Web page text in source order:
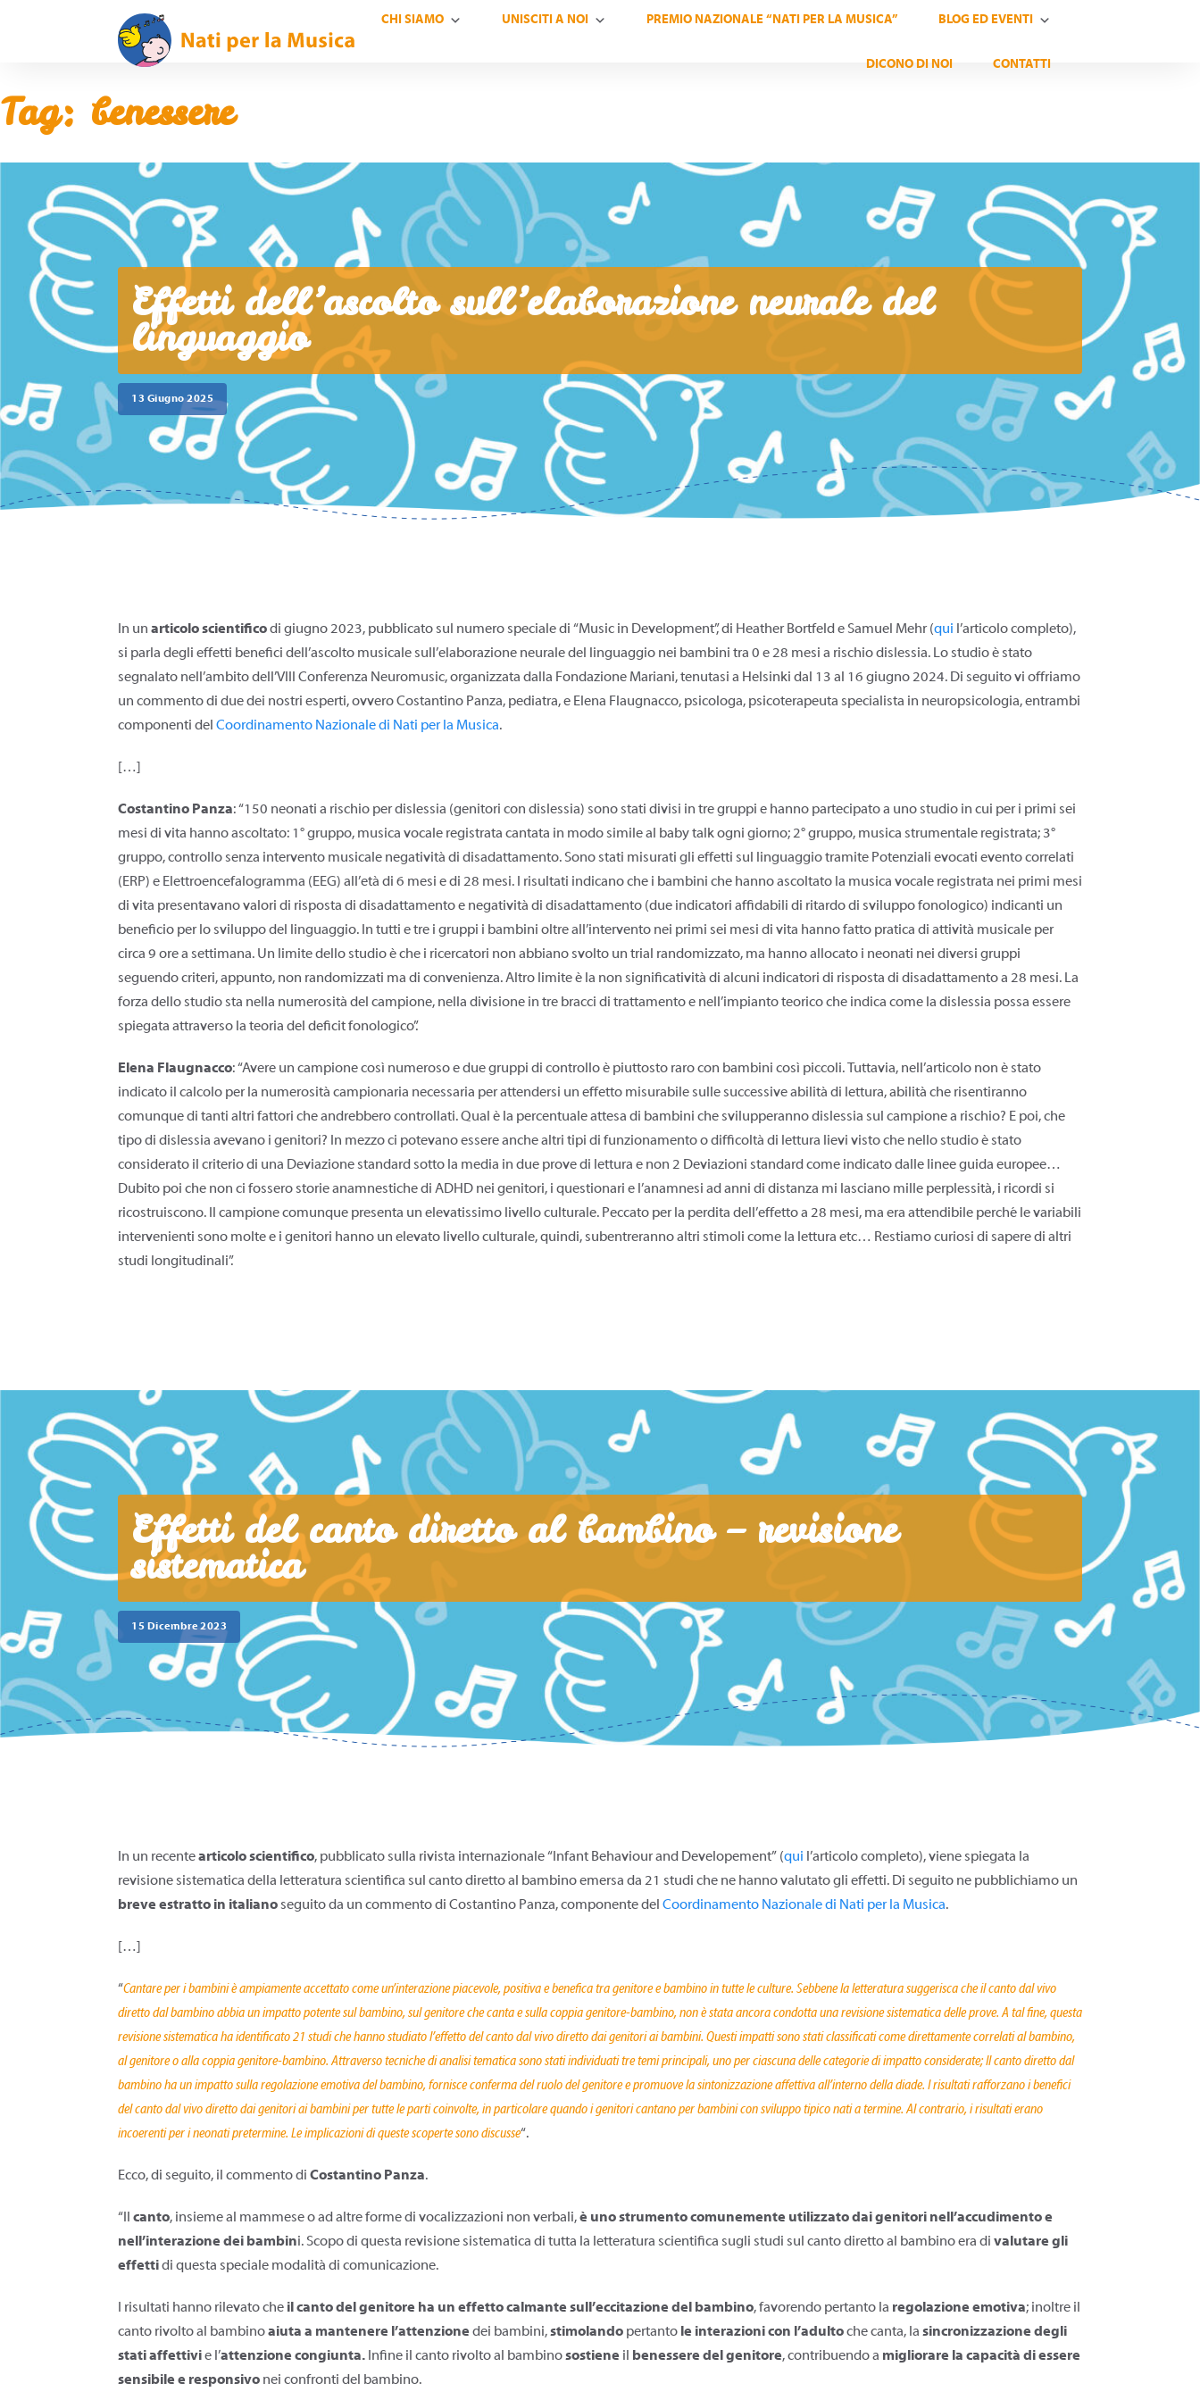
CHI SIAMO UNISCITI A NOI PREMIO NAZIONALE “NATI PER LA MUSICA” BLOG ED EVENTI
DICONO DI NOI CONTATTI
Tag: benessere
Effetti dell’ascolto sull’elaborazione neurale del
linguaggio
13 Giugno 2025
In un articolo scientificodi giugno 2023, pubblicato sul numero speciale di “Music in Development”, di Heather Bortfeld e Samuel Mehr (qui l’articolo completo),
si parla degli effetti benefici dell’ascolto musicale sull’elaborazione neurale del linguaggio nei bambini tra 0 e 28 mesi a rischio dislessia. Lo studio è stato
segnalato nell’ambito dell’VIII Conferenza Neuromusic, organizzata dalla Fondazione Mariani, tenutasi a Helsinki dal 13 al 16 giugno 2024. Di seguito vi offriamo
un commento di due dei nostri esperti, ovvero Costantino Panza, pediatra, e Elena Flaugnacco, psicologa, psicoterapeuta specialista in neuropsicologia, entrambi
componenti del Coordinamento Nazionale di Nati per la Musica.
[…]
Costantino Panza: “150 neonati a rischio per dislessia (genitori con dislessia) sono stati divisi in tre gruppi e hanno partecipato a uno studio in cui per i primi sei
mesi di vita hanno ascoltato: 1° gruppo, musica vocale registrata cantata in modo simile al baby talk ogni giorno; 2° gruppo, musica strumentale registrata; 3°
gruppo, controllo senza intervento musicale negatività di disadattamento. Sono stati misurati gli effetti sul linguaggio tramite Potenziali evocati evento correlati
(ERP) e Elettroencefalogramma (EEG) all’età di 6 mesi e di 28 mesi. I risultati indicano che i bambini che hanno ascoltato la musica vocale registrata nei primi mesi
di vita presentavano valori di risposta di disadattamento e negatività di disadattamento (due indicatori affidabili di ritardo di sviluppo fonologico) indicanti un
beneficio per lo sviluppo del linguaggio. In tutti e tre i gruppi i bambini oltre all’intervento nei primi sei mesi di vita hanno fatto pratica di attività musicale per
circa 9 ore a settimana. Un limite dello studio è che i ricercatori non abbiano svolto un trial randomizzato, ma hanno allocato i neonati nei diversi gruppi
seguendo criteri, appunto, non randomizzati ma di convenienza. Altro limite è la non significatività di alcuni indicatori di risposta di disadattamento a 28 mesi. La
forza dello studio sta nella numerosità del campione, nella divisione in tre bracci di trattamento e nell’impianto teorico che indica come la dislessia possa essere
spiegata attraverso la teoria del deficit fonologico”.
Elena Flaugnacco: “Avere un campione così numeroso e due gruppi di controllo è piuttosto raro con bambini così piccoli. Tuttavia, nell’articolo non è stato
indicato il calcolo per la numerosità campionaria necessaria per attendersi un effetto misurabile sulle successive abilità di lettura, abilità che risentiranno
comunque di tanti altri fattori che andrebbero controllati. Qual è la percentuale attesa di bambini che svilupperanno dislessia sul campione a rischio? E poi, che
tipo di dislessia avevano i genitori? In mezzo ci potevano essere anche altri tipi di funzionamento o difficoltà di lettura lievi visto che nello studio è stato
considerato il criterio di una Deviazione standard sotto la media in due prove di lettura e non 2 Deviazioni standard come indicato dalle linee guida europee…
Dubito poi che non ci fossero storie anamnestiche di ADHD nei genitori, i questionari e l’anamnesi ad anni di distanza mi lasciano mille perplessità, i ricordi si
ricostruiscono. Il campione comunque presenta un elevatissimo livello culturale. Peccato per la perdita dell’effetto a 28 mesi, ma era attendibile perché le variabili
intervenienti sono molte e i genitori hanno un elevato livello culturale, quindi, subentreranno altri stimoli come la lettura etc… Restiamo curiosi di sapere di altri
studi longitudinali”.
Effetti del canto diretto al bambino – revisione
sistematica
15 Dicembre 2023
In un recentearticolo scientifico, pubblicato sulla rivista internazionale “Infant Behaviour and Developement” (qui l’articolo completo), viene spiegata la
revisione sistematica della letteratura scientifica sul canto diretto al bambino emersa da 21 studi che ne hanno valutato gli effetti. Di seguito ne pubblichiamo un
breve estratto in italianoseguito da un commento di Costantino Panza, componente del Coordinamento Nazionale di Nati per la Musica.
[…]
“Cantare per i bambini è ampiamente accettato come un’interazione piacevole, positiva e benefica tra genitore e bambino in tutte le culture. Sebbene la letteratura suggerisca che il canto dal vivo
diretto dal bambino abbia un impatto potente sul bambino, sul genitore che canta e sulla coppia genitore-bambino, non è stata ancora condotta una revisione sistematica delle prove. A tal fine, questa
revisione sistematica ha identificato 21 studi che hanno studiato l’effetto del canto dal vivo diretto dai genitori ai bambini. Questi impatti sono stati classificati come direttamente correlati al bambino,
al genitore o alla coppia genitore-bambino. Attraverso tecniche di analisi tematica sono stati individuati tre temi principali, uno per ciascuna delle categorie di impatto considerate; Il canto diretto dal
bambino ha un impatto sulla regolazione emotiva del bambino, fornisce conferma del ruolo del genitore e promuove la sintonizzazione affettiva all’interno della diade. I risultati rafforzano i benefici
del canto dal vivo diretto dai genitori ai bambini per tutte le parti coinvolte, in particolare quando i genitori cantano per bambini con sviluppo tipico nati a termine. Al contrario, i risultati erano
incoerenti per i neonati pretermine. Le implicazioni di queste scoperte sono discusse“.
Ecco, di seguito, il commento di Costantino Panza.
“Il canto, insieme al mammese o ad altre forme di vocalizzazioni non verbali,è uno strumento comunemente utilizzato dai genitori nell’accudimento e
nell’interazione dei bambini. Scopo di questa revisione sistematica di tutta la letteratura scientifica sugli studi sul canto diretto al bambino era di valutare gli
effettidi questa speciale modalità di comunicazione.
I risultati hanno rilevato che il canto del genitore ha un effetto calmante sull’eccitazione del bambino, favorendo pertanto la regolazione emotiva; inoltre il
canto rivolto al bambinoaiuta a mantenere l’attenzione dei bambini,stimolando pertanto le interazioni con l’adultoche canta, la sincronizzazione degli
stati affettivie l’attenzione congiunta. Infine il canto rivolto al bambinosostiene il benessere del genitore, contribuendo a migliorare la capacità di essere
sensibile e responsivo nei confronti del bambino.